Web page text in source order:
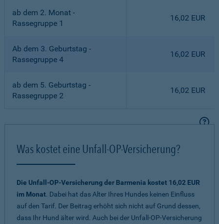
ab dem 2. Monat -
Rassegruppe 1
16,02 EUR
Ab dem 3. Geburtstag -
Rassegruppe 4
16,02 EUR
ab dem 5. Geburtstag -
Rassegruppe 2
16,02 EUR
Was kostet eine Unfall-OP-Versicherung?
Die Unfall-OP-Versicherung der Barmenia kostet 16,02 EUR
im Monat. Dabei hat das Alter Ihres Hundes keinen Einfluss
auf den Tarif. Der Beitrag erhöht sich nicht auf Grund dessen,
dass Ihr Hund älter wird. Auch bei der Unfall-OP-Versicherung